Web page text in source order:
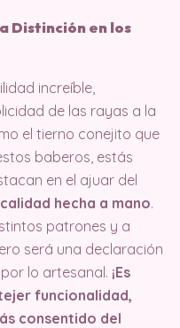
Distinción en los
increíble,
de las rayas a la
el tierno conejito que
baberos, estás
en el ajuar del
hecha a mano.
patrones y a
será una declaración
lo artesanal. ¡Es
funcionalidad,
consentido del